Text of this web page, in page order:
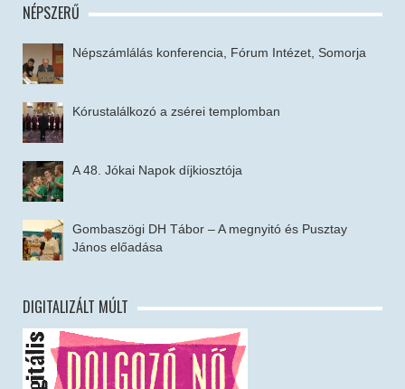
NÉPSZERŰ
Népszámlálás konferencia, Fórum Intézet, Somorja
Kórustalálkozó a zsérei templomban
A 48. Jókai Napok díjkiosztója
Gombaszögi DH Tábor – A megnyitó és Pusztay
János előadása
DIGITALIZÁLT MÚLT